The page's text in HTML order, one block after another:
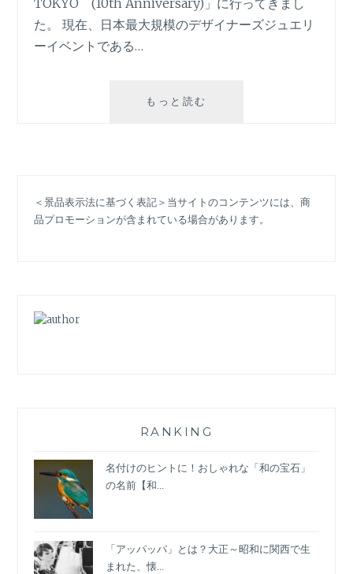
た。 現在、日本最大規模のデザイナーズジュエリ
ーイベントである…
もっと読む
行
っ
＜景品表示法に基づく表記＞当サイトのコンテンツには、商
品プロモーションが含まれている場合があります。
RANKING
名付けのヒントに！おしゃれな「和の宝石」
の名前【和...
「アッパッパ」とは？大正～昭和に関西で生
まれた、懐...